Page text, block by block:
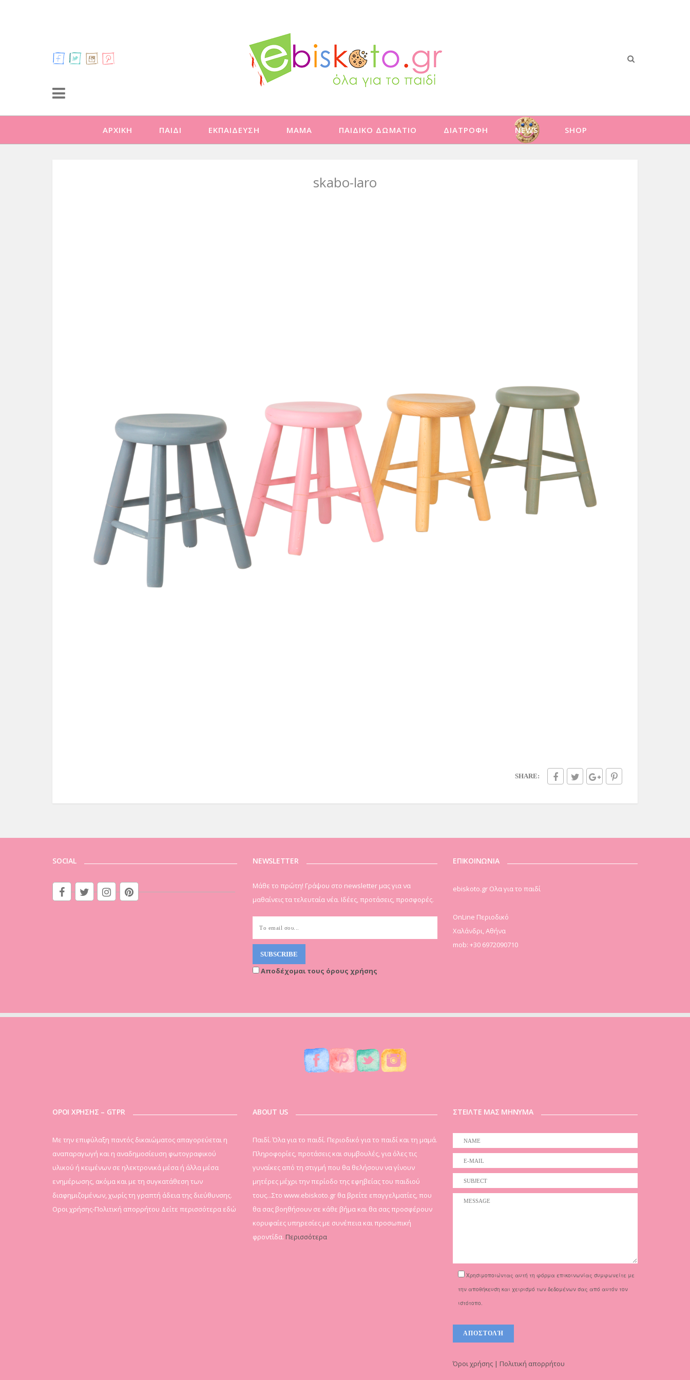
ΑΡΧΙΚΗ ΠΑΙΔΙ ΕΚΠΑΙΔΕΥΣΗ ΜΑΜΑ ΠΑΙΔΙΚΟ ΔΩΜΑΤΙΟ ΔΙΑΤΡΟΦΗ NEWS SHOP
skabo-laro
SHARE:
SOCIAL NEWSLETTER
Μάθε το πρώτη! Γράψου στο newsletter μας για να
μαθαίνεις τα τελευταία νέα. Ιδέες, προτάσεις, προσφορές.
Αποδέχομαι τους όρους χρήσης
ΕΠΙΚΟΙΝΩΝΙΑ
ebiskoto.gr Ολα για το παιδί
OnLine Περιοδικό
Χαλάνδρι, Αθήνα
mob: +30 6972090710
ΟΡΟΙ ΧΡΗΣΗΣ – GTPR
Mε την επιφύλαξη παντός δικαιώματος απαγορεύεται η
αναπαραγωγή και η αναδημοσίευση φωτογραφικού
υλικού ή κειμένων σε ηλεκτρονικά μέσα ή άλλα μέσα
ενημέρωσης, ακόμα και με τη συγκατάθεση των
διαφημιζομένων, χωρίς τη γραπτή άδεια της διεύθυνσης.
Οροι χρήσης-Πολιτική απορρήτου Δείτε περισσότερα εδώ
ABOUT US
Παιδί. Όλα για το παιδί. Περιοδικό για το παιδί και τη μαμά.
Πληροφορίες, προτάσεις και συμβουλές, για όλες τις
γυναίκες από τη στιγμή που θα θελήσουν να γίνουν
μητέρες μέχρι την περίοδο της εφηβείας του παιδιού
τους...Στο www.ebiskoto.gr θα βρείτε επαγγελματίες, που
θα σας βοηθήσουν σε κάθε βήμα και θα σας προσφέρουν
κορυφαίες υπηρεσίες με συνέπεια και προσωπική
φροντίδα. Περισσότερα
ΣΤΕΙΛΤΕ ΜΑΣ ΜΗΝΥΜΑ
Χρησιμοποιώντας αυτή τη φόρμα επικοινωνίας συμφωνείτε με
την αποθήκευση και χειρισμό των δεδομένων σας από αυτόν τον
ιστότοπο.
Όροι χρήσης | Πολιτική απορρήτου